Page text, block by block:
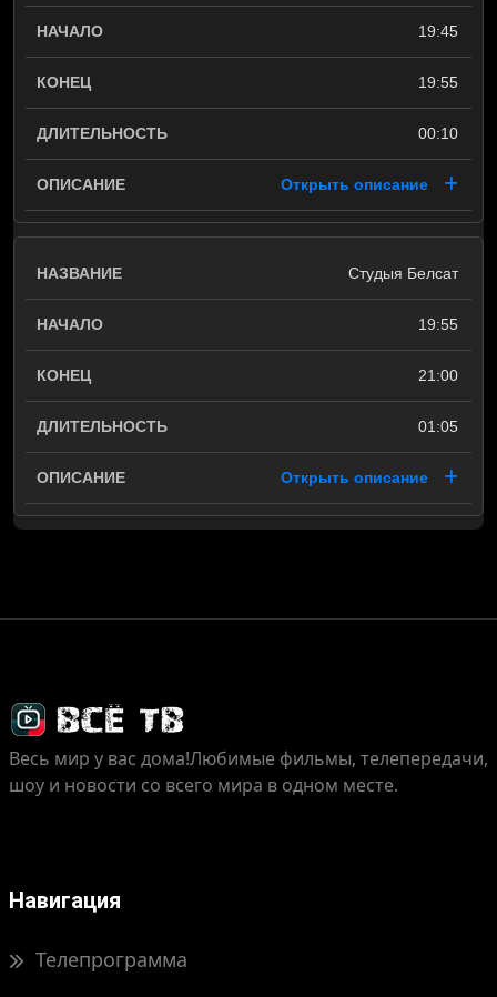
19:45
19:55
00:10
Открыть описание
Студыя Белсат
19:55
21:00
01:05
Открыть описание
Весь мир у вас дома!Любимые фильмы, телепередачи,
шоу и новости со всего мира в одном месте.
Навигация
Телепрограмма